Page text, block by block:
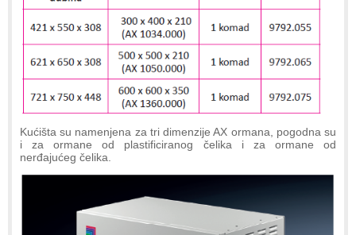
Kućišta su namenjena za tri dimenzije AX ormana, pogodna su
i za ormane od plastificiranog čelika i za ormane od
nerđajućeg čelika.